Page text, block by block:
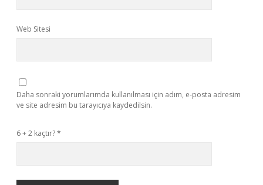
Web Sitesi
Daha sonraki yorumlarımda kullanılması için adım, e-posta adresim
ve site adresim bu tarayıcıya kaydedilsin.
6 + 2 kaçtır?*